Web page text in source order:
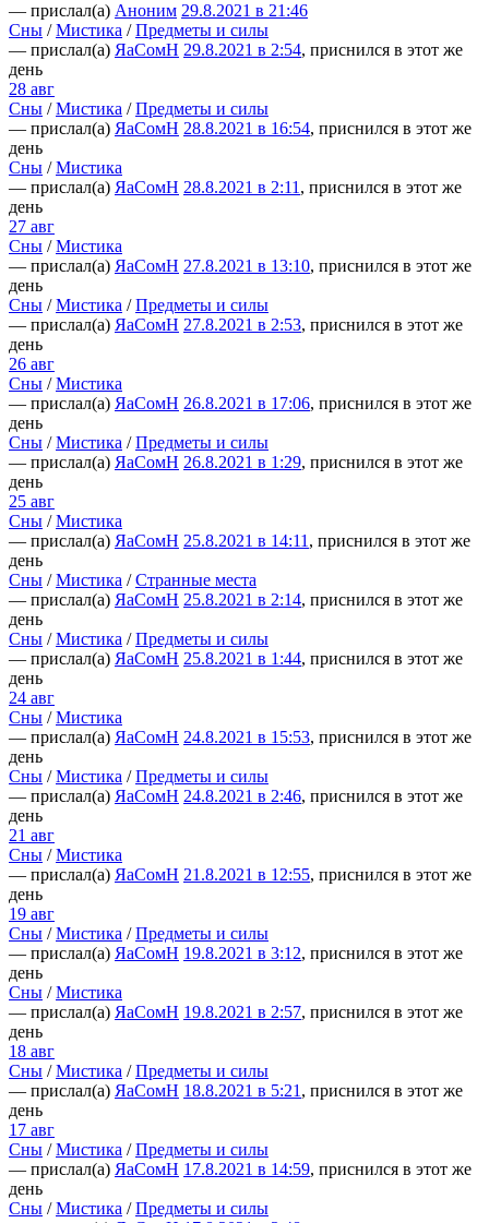
— прислал(а) Аноним 29.8.2021 в 21:46
Сны /Мистика /Предметы и силы
— прислал(а) ЯаСомН 29.8.2021 в 2:54, приснился в этот же
день
28 авг
Сны /Мистика /Предметы и силы
— прислал(а) ЯаСомН 28.8.2021 в 16:54, приснился в этот же
день
Сны /Мистика
— прислал(а) ЯаСомН 28.8.2021 в 2:11 , приснился в этот же
день
27 авг
Сны /Мистика
— прислал(а) ЯаСомН 27.8.2021 в 13:10, приснился в этот же
день
Сны /Мистика /Предметы и силы
— прислал(а) ЯаСомН 27.8.2021 в 2:53, приснился в этот же
день
26 авг
Сны /Мистика
— прислал(а) ЯаСомН 26.8.2021 в 17:06, приснился в этот же
день
Сны /Мистика /Предметы и силы
— прислал(а) ЯаСомН 26.8.2021 в 1:29, приснился в этот же
день
25 авг
Сны /Мистика
— прислал(а) ЯаСомН 25.8.2021 в 14:11 , приснился в этот же
день
Сны /Мистика /Странные места
— прислал(а) ЯаСомН 25.8.2021 в 2:14, приснился в этот же
день
Сны /Мистика /Предметы и силы
— прислал(а) ЯаСомН 25.8.2021 в 1:44, приснился в этот же
день
24 авг
Сны /Мистика
— прислал(а) ЯаСомН 24.8.2021 в 15:53, приснился в этот же
день
Сны /Мистика /Предметы и силы
— прислал(а) ЯаСомН 24.8.2021 в 2:46, приснился в этот же
день
21 авг
Сны /Мистика
— прислал(а) ЯаСомН 21.8.2021 в 12:55, приснился в этот же
день
19 авг
Сны /Мистика /Предметы и силы
— прислал(а) ЯаСомН 19.8.2021 в 3:12, приснился в этот же
день
Сны /Мистика
— прислал(а) ЯаСомН 19.8.2021 в 2:57, приснился в этот же
день
18 авг
Сны /Мистика /Предметы и силы
— прислал(а) ЯаСомН 18.8.2021 в 5:21 , приснился в этот же
день
17 авг
Сны /Мистика /Предметы и силы
— прислал(а) ЯаСомН 17.8.2021 в 14:59, приснился в этот же
день
Сны /Мистика /Предметы и силы